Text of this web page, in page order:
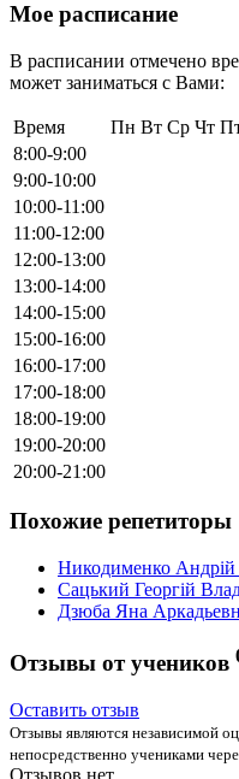
Мое расписание
В расписании отмечено
может заниматься с Вами:
Время Пн Вт Ср Чт
8:00-9:00
9:00-10:00
10:00-11:00
11:00-12:00
12:00-13:00
13:00-14:00
14:00-15:00
15:00-16:00
16:00-17:00
17:00-18:00
18:00-19:00
19:00-20:00
20:00-21:00
Похожие репетиторы
Никодименко
Сацький Георгій
Дзюба Яна
Отзывы от учеников
Оставить отзыв
Отзывы являются независимой
непосредственно учениками
Отзывов нет.